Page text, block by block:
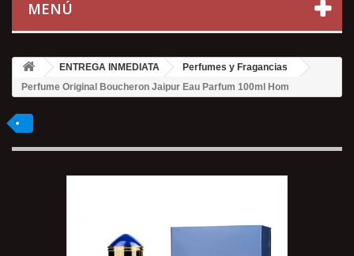
MENÚ
ENTREGA INMEDIATA
Perfumes y Fragancias
Perfume Original Boucheron Jaipur Eau Parfum 100ml Hom